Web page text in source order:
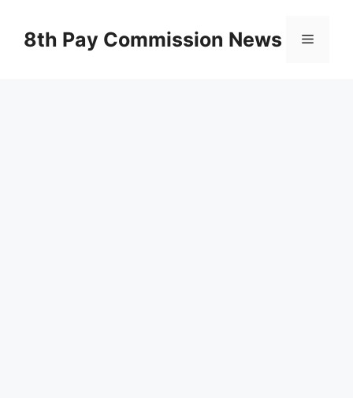
content8th Pay Commission News Menu